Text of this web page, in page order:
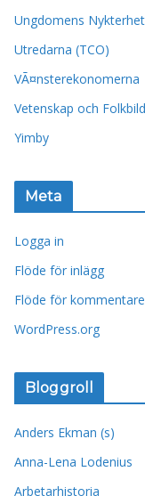
Ungdomens
Utredarna (TCO)
VÃ¤nsterekonomerna
Vetenskap och
Yimby
Meta
Logga in
Flöde för inlägg
Flöde för
WordPress.org
Bloggroll
Anders Ekman (s)
Anna-Lena Lodenius
Arbetarhistoria